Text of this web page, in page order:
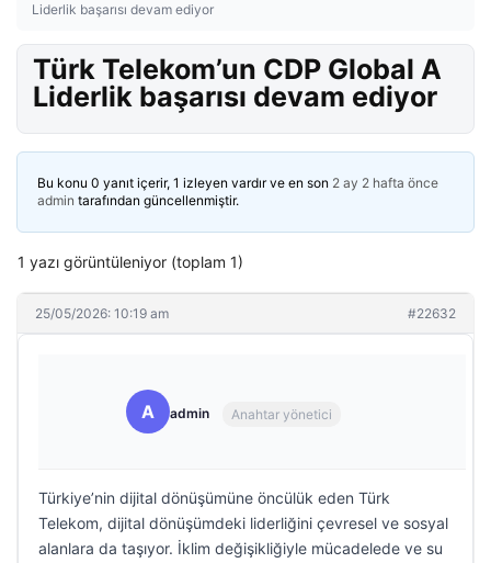
Liderlik başarısı devam ediyor
Türk Telekom’un CDP Global A
Liderlik başarısı devam ediyor
Bu konu 0 yanıt içerir, 1 izleyen vardır ve en son 2 ay 2 hafta önce
admin tarafından güncellenmiştir.
1 yazı görüntüleniyor (toplam 1)
25/05/2026: 10:19 am #22632
A admin Anahtar yönetici
Türkiye’nin dijital dönüşümüne öncülük eden Türk
Telekom, dijital dönüşümdeki liderliğini çevresel ve sosyal
alanlara da taşıyor. İklim değişikliğiyle mücadelede ve su